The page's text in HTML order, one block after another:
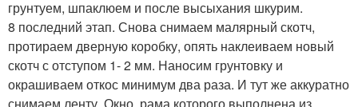
грунтуем, шпаклюем и после высыхания шкурим.
8 последний этап. Снова снимаем малярный скотч,
протираем дверную коробку, опять наклеиваем новый
скотч с отступом 1- 2 мм. Наносим грунтовку и
окрашиваем откос минимум два раза. И тут же аккуратно
снимаем ленту. Окно, рама которого выполнена из